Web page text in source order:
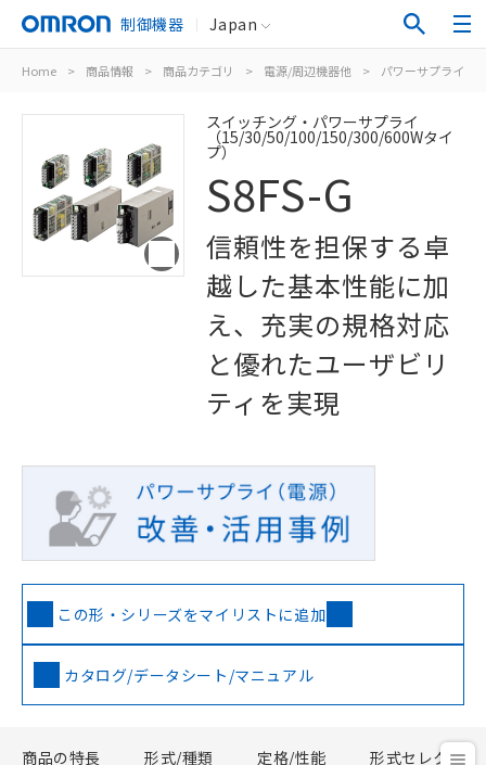
制御機器 Japan
Home > 商品情報 > 商品カテゴリ > 電源/周辺機器他 > パワーサプライ（
スイッチング・パワーサプライ
（15/30/50/100/150/300/600Wタイ
プ）
S8FS-G
信頼性を担保する卓
越した基本性能に加
え、充実の規格対応
と優れたユーザビリ
ティを実現
この形・シリーズをマイリストに追加
カタログ/データシート/マニュアル
商品の特長 形式/種類 定格/性能 形式セレクタ